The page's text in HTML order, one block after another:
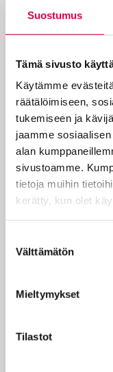
Suostumus
Tämä sivusto
Käytämme
räätälöimiseen,
tukemiseen ja
jaamme
alan
sivustoamme.
tietoja muihin
kerätty, kun olet
valinta
Välttämätön
Mieltymykset
Tilastot
Ristikon
Tutustu